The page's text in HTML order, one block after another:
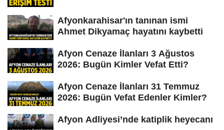
Afyonkarahisar'ın tanınan ismi
Ahmet Dikyamaç hayatını kaybetti
Afyon Cenaze İlanları 3 Ağustos
2026: Bugün Kimler Vefat Etti?
Afyon Cenaze İlanları 31 Temmuz
2026: Bugün Vefat Edenler Kimler?
Afyon Adliyesi’nde katiplik heyecanı